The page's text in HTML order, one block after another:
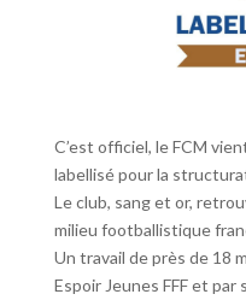
C’est officiel, le FCM
labellisé pour la
Le club, sang et or,
milieu footballistique
Un travail de près de 18
Espoir Jeunes FFF et